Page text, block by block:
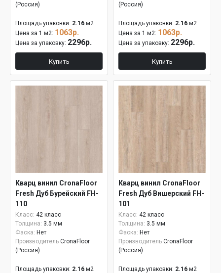
(Россия)
Площадь упаковки: 2.16 м2
Цена за 1 м2: 1063р.
Цена за упаковку: 2296р.
Купить
(Россия)
Площадь упаковки: 2.16 м2
Цена за 1 м2: 1063р.
Цена за упаковку: 2296р.
Купить
Кварц винил CronaFloor
Fresh Дуб Бурейский FH-
110
Класс: 42 класс
Толщина: 3.5 мм
Фаска: Нет
Производитель CronaFloor
(Россия)
Площадь упаковки: 2.16 м2
Кварц винил CronaFloor
Fresh Дуб Вишерский FH-
101
Класс: 42 класс
Толщина: 3.5 мм
Фаска: Нет
Производитель CronaFloor
(Россия)
Площадь упаковки: 2.16 м2